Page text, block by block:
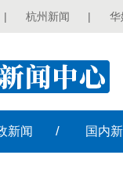
| 杭州新闻 | 华
新闻 / 国内